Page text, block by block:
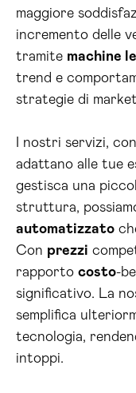
maggiore
incremento delle
tramite machine
trend e
strategie di
I nostri servizi,
adattano alle tue
gestisca una
struttura,
automatizzato
Con prezzi
rapporto costo-
significativo. La
semplifica
tecnologia,
intoppi.